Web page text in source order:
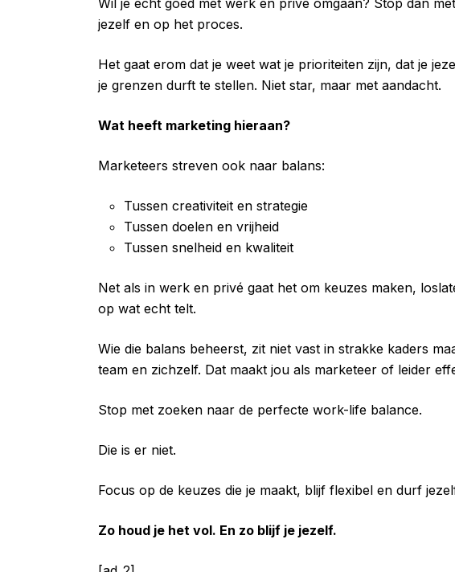
jezelf en op het proces.
Het gaat erom dat je weet wat je prioriteiten zijn, dat je
je grenzen durft te stellen. Niet star, maar met aandacht.
Wat heeft marketing hieraan?
Marketeers streven ook naar balans:
Tussen creativiteit en strategie
Tussen doelen en vrijheid
Tussen snelheid en kwaliteit
Net als in werk en privé gaat het om keuzes maken,
op wat echt telt.
Wie die balans beheerst, zit niet vast in strakke kaders
team en zichzelf. Dat maakt jou als marketeer of leider
Stop met zoeken naar de perfecte work-life balance.
Die is er niet.
Focus op de keuzes die je maakt, blijf flexibel en durf
Zo houd je het vol. En zo blijf je jezelf.